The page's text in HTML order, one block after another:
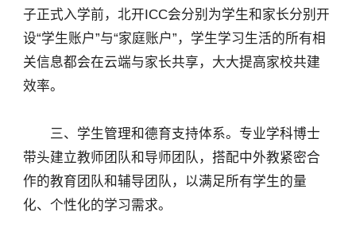
子正式入学前，北开ICC会分别为学生和家长分别开
设“学生账户”与“家庭账户”，学生学习生活的所有相
关信息都会在云端与家长共享，大大提高家校共建
效率。
三、学生管理和德育支持体系。专业学科博士
带头建立教师团队和导师团队，搭配中外教紧密合
作的教育团队和辅导团队，以满足所有学生的量
化、个性化的学习需求。